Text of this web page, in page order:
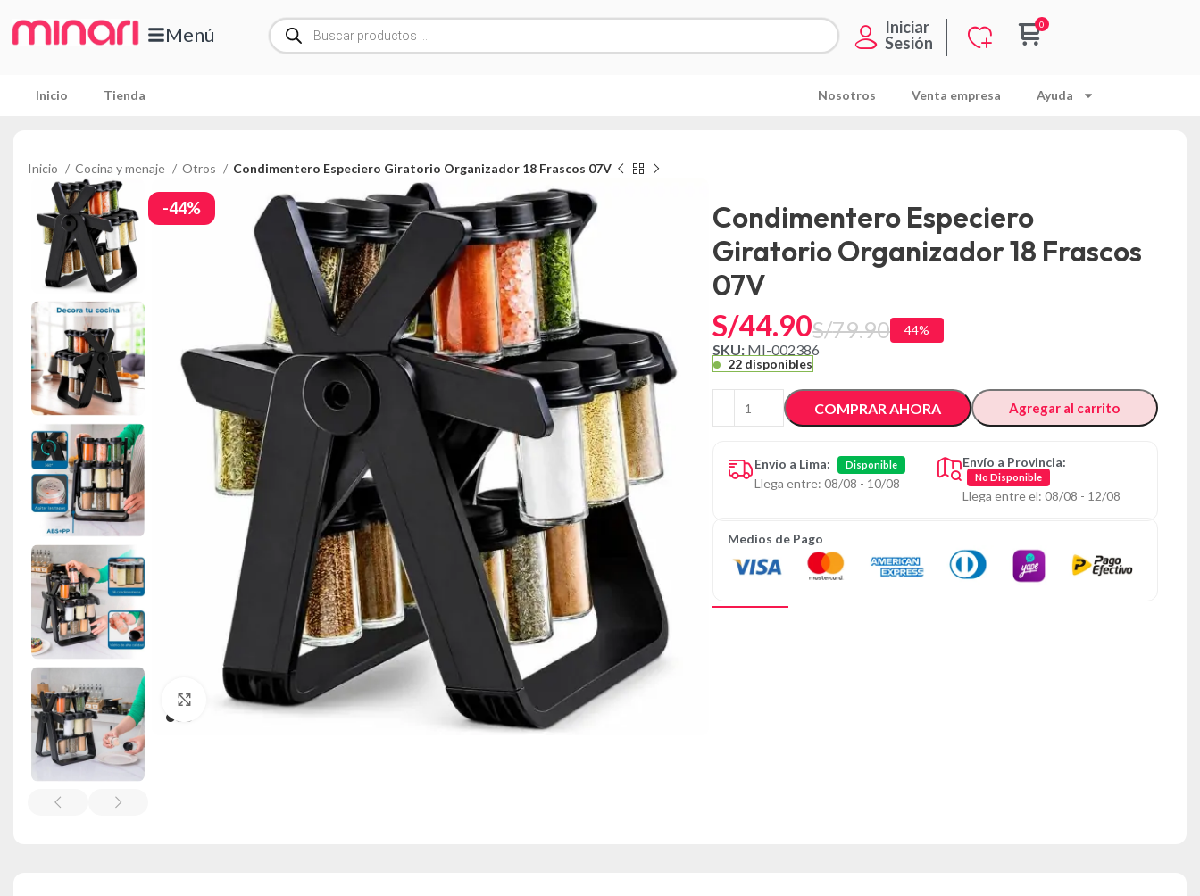
Menú
Iniciar
Sesión
Inicio Tienda Nosotros Venta empresa Ayuda
Inicio Cocina y menaje Otros Condimentero Especiero Giratorio Organizador 18 Frascos 07V
-44%
Click to enlarge
Condimentero Especiero
Giratorio Organizador 18 Frascos
07V
S/79.90
S/44.90 44%
SKU: MI-002386
22 disponibles
Agregar al carrito
COMPRAR AHORA
Envío a Lima: Disponible
Llega entre: 08/08 - 10/08
Envío a Provincia:
No Disponible
Llega entre el: 08/08 - 12/08
Medios de Pago